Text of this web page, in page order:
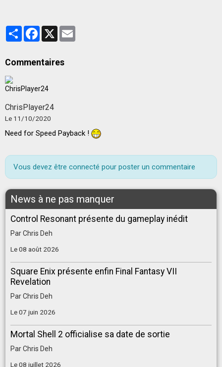
PartagerFacebook
X
Commentaires
ChrisPlayer24
Le 11/10/2020
Need for Speed Payback !
Vous devez être connecté pour poster un commentaire
News à ne pas manquer
Control Resonant présente du gameplay inédit
ParChris Deh
Le 08 août 2026
Square Enix présente enfin Final Fantasy VII
Revelation
ParChris Deh
Le 07 juin 2026
Mortal Shell 2 officialise sa date de sortie
ParChris Deh
Le 08 juillet 2026